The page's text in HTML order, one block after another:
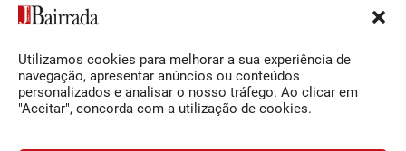
Utilizamos cookies para melhorar a sua experiência de
navegação, apresentar anúncios ou conteúdos
personalizados e analisar o nosso tráfego. Ao clicar em
"Aceitar", concorda com a utilização de cookies.
Siga-nos
Facebook
O Jornal da Bairrada
Contactos